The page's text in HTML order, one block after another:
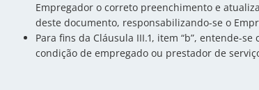
Empregador o correto preenchimento e
deste documento, responsabilizando-se o
Para fins da Cláusula III.1, item “b”, entende-
condição de empregado ou prestador de